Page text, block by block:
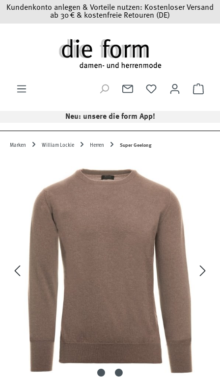
Zum Hauptinhalt springen
Kundenkonto anlegen & Vorteile nutzen: Kostenloser Versand
ab 30 € & kostenfreie Retouren (DE)
Neu: unsere die form App!
Marken William Lockie Herren Super Geelong